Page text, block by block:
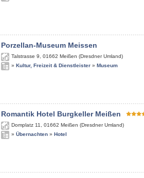
Porzellan-Museum Meissen
Talstrasse 9 01662 Meißen (Dresdner Umland)
» Kultur, Freizeit & Dienstleister » Museum
Romantik Hotel Burgkeller Meißen
Domplatz 11 01662 Meißen (Dresdner Umland)
» Übernachten » Hotel